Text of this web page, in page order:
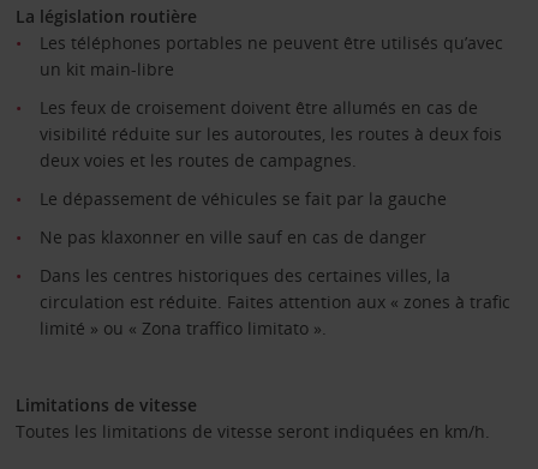
La législation routière
Les téléphones portables ne peuvent être utilisés qu’avec
un kit main-libre
Les feux de croisement doivent être allumés en cas de
visibilité réduite sur les autoroutes, les routes à deux fois
deux voies et les routes de campagnes.
Le dépassement de véhicules se fait par la gauche
Ne pas klaxonner en ville sauf en cas de danger
Dans les centres historiques des certaines villes, la
circulation est réduite. Faites attention aux « zones à trafic
limité » ou « Zona traffico limitato ».
Limitations de vitesse
Toutes les limitations de vitesse seront indiquées en km/h.